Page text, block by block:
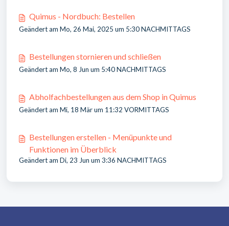
Quimus - Nordbuch: Bestellen
Geändert am Mo, 26 Mai, 2025 um 5:30 NACHMITTAGS
Bestellungen stornieren und schließen
Geändert am Mo, 8 Jun um 5:40 NACHMITTAGS
Abholfachbestellungen aus dem Shop in Quimus
Geändert am Mi, 18 Mär um 11:32 VORMITTAGS
Bestellungen erstellen - Menüpunkte und
Funktionen im Überblick
Geändert am Di, 23 Jun um 3:36 NACHMITTAGS